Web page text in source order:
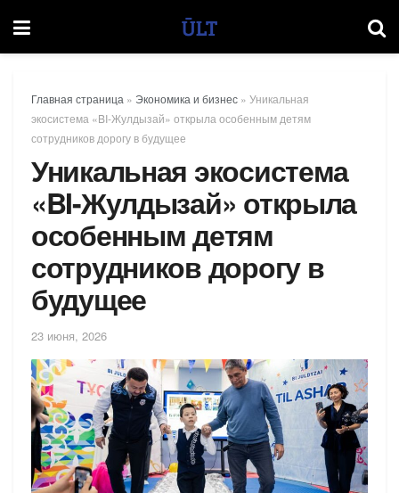
Главная страница » Экономика и бизнес » Уникальная
экосистема «BI-Жулдызай» открыла особенным детям
сотрудников дорогу в будущее
Уникальная экосистема
«BI-Жулдызай» открыла
особенным детям
сотрудников дорогу в
будущее
23 июня, 2026